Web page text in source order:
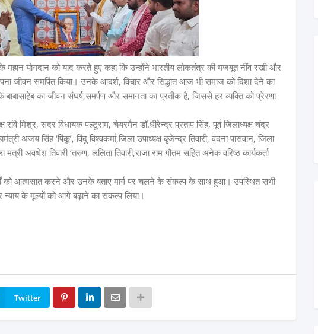
महान योगदान को याद करते हुए कहा कि उन्होंने भारतीय लोकतंत्र की मजबूत नींव रखी और
जीवन समर्पित किया। उनके आदर्श, विचार और सिद्धांत आज भी समाज को दिशा देने का
का जीवन संघर्ष,समर्पण और समानता का प्रतीक है, जिससे हर व्यक्ति को प्रेरणा
मिश्र, सदर विधायक पल्टूराम, चेयरमैन डॉ.धीरेन्द्र प्रताप सिंह, पूर्व जिलाध्यक्ष चंद्र
अजय सिंह ‘पिंकू’, विंदु विश्वकर्मा,जिला उपाध्यक्ष बृजेन्द्र तिवारी, वंदना पासवान, जिला
मंत्री अवधेश तिवारी ‘तरुण, ललिता तिवारी,राजा राम गौतम सहित अनेक वरिष्ठ कार्यकर्ता
को आत्मसात करने और उनके बताए मार्ग पर चलने के संकल्प के साथ हुआ। उपस्थित सभी
के मूल्यों को आगे बढ़ाने का संकल्प लिया।
Twitter